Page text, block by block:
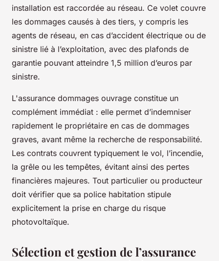
installation est raccordée au réseau. Ce volet couvre
les dommages causés à des tiers, y compris les
agents de réseau, en cas d’accident électrique ou de
sinistre lié à l’exploitation, avec des plafonds de
garantie pouvant atteindre 1,5 million d’euros par
sinistre.
L'assurance dommages ouvrage constitue un
complément immédiat : elle permet d’indemniser
rapidement le propriétaire en cas de dommages
graves, avant même la recherche de responsabilité.
Les contrats couvrent typiquement le vol, l’incendie,
la grêle ou les tempêtes, évitant ainsi des pertes
financières majeures. Tout particulier ou producteur
doit vérifier que sa police habitation stipule
explicitement la prise en charge du risque
photovoltaïque.
Sélection et gestion de l’assurance